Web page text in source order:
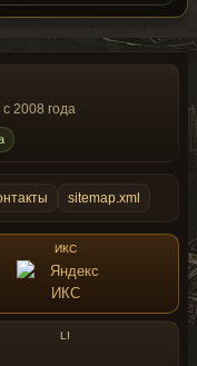
2008 года
sitemap.xml
ИКС
LI